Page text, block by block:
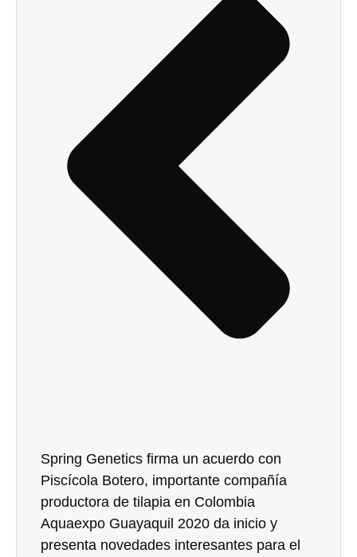
Spring Genetics firma un acuerdo con
Piscícola Botero, importante compañía
productora de tilapia en Colombia
Aquaexpo Guayaquil 2020 da inicio y
presenta novedades interesantes para el